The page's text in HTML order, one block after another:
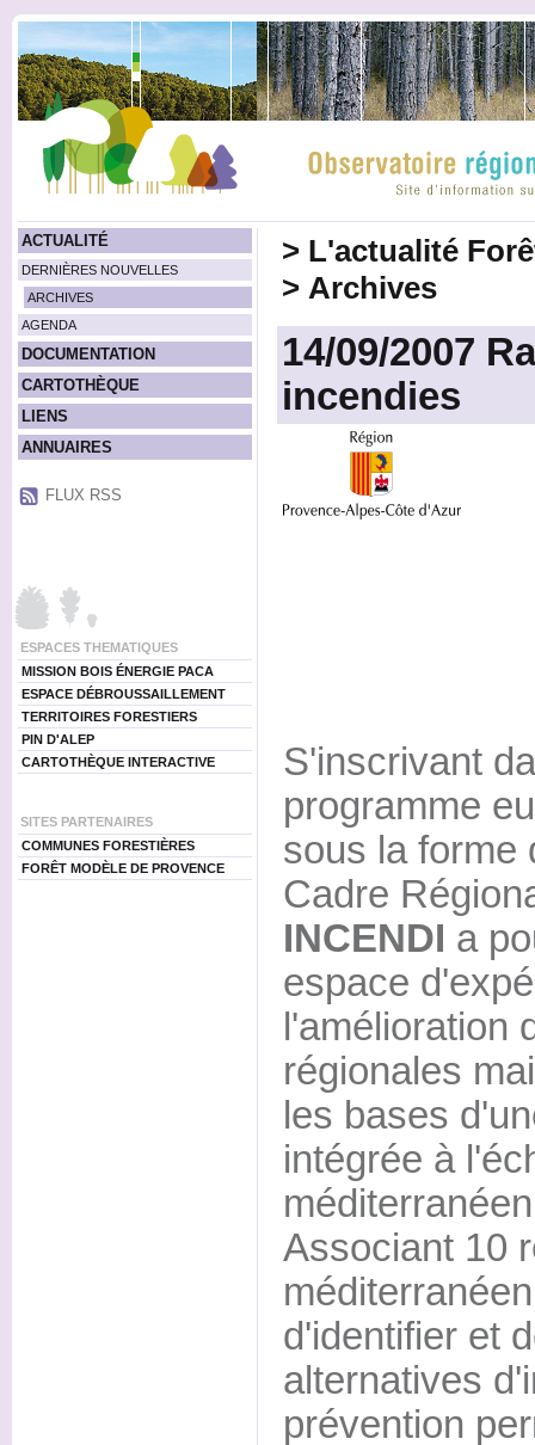
ACTUALITÉ
DERNIÈRES NOUVELLES
ARCHIVES
AGENDA
DOCUMENTATION
CARTOTHÈQUE
LIENS
ANNUAIRES
FLUX RSS
ESPACES THEMATIQUES
MISSION BOIS ÉNERGIE PACA
ESPACE DÉBROUSSAILLEMENT
TERRITOIRES FORESTIERS
PIN D'ALEP
CARTOTHÈQUE INTERACTIVE
SITES PARTENAIRES
COMMUNES FORESTIÈRES
FORÊT MODÈLE DE PROVENCE
> L'actualité
> Archives
14/09/2007
incendies
S'inscrivant
programme
sous la forme
Cadre
INCENDI a
espace
l'amélioration
régionales
les bases
intégrée à
Associant 10
d'identifier et
alternatives
prévention